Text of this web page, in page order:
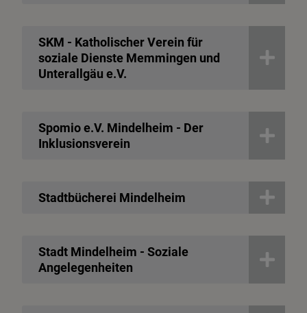
SKM - Katholischer Verein für
soziale Dienste Memmingen und
Unterallgäu e.V.
Spomio e.V. Mindelheim - Der
Inklusionsverein
Stadtbücherei Mindelheim
Stadt Mindelheim - Soziale
Angelegenheiten